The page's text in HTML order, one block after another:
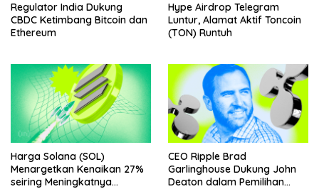
Regulator India Dukung
CBDC Ketimbang Bitcoin dan
Ethereum
Hype Airdrop Telegram
Luntur, Alamat Aktif Toncoin
(TON) Runtuh
Harga Solana (SOL)
Menargetkan Kenaikan 27%
seiring Meningkatnya
CEO Ripple Brad
Garlinghouse Dukung John
Deaton dalam Pemilihan